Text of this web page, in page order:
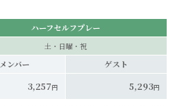
ハーフセルフプレー
土・日曜・祝
メンバー
ゲスト
3,257円 5,293円